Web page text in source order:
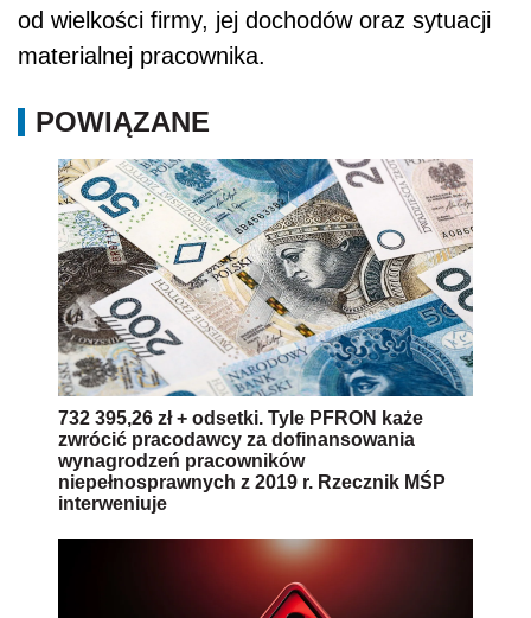
od wielkości firmy, jej dochodów oraz sytuacji
materialnej pracownika.
POWIĄZANE
732 395,26 zł + odsetki. Tyle PFRON każe
zwrócić pracodawcy za dofinansowania
wynagrodzeń pracowników
niepełnosprawnych z 2019 r. Rzecznik MŚP
interweniuje